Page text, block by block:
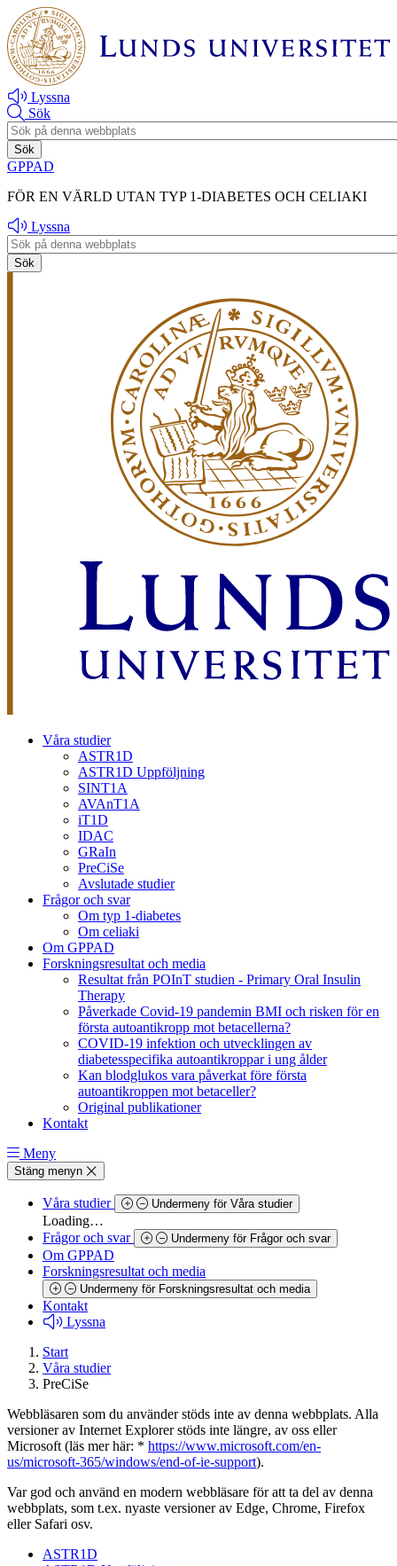
Hoppa
till
huvudinnehåll
Hoppa
till
huvudinnehåll
Lyssna
Sök
Header
search
GPPAD
FÖR EN VÄRLD UTAN TYP 1-DIABETES OCH CELIAKI
Lyssna
Header
search
Våra studier
ASTR1D
ASTR1D Uppföljning
SINT1A
AVAnT1A
iT1D
IDAC
GRaIn
PreCiSe
Avslutade studier
Frågor och svar
Om typ 1-diabetes
Om celiaki
Om GPPAD
Forskningsresultat och media
Resultat från POInT studien - Primary Oral Insulin
Therapy
Påverkade Covid-19 pandemin BMI och risken för en
första autoantikropp mot betacellerna?
COVID-19 infektion och utvecklingen av
diabetesspecifika autoantikroppar i ung ålder
Kan blodglukos vara påverkat före första
autoantikroppen mot betaceller?
Original publikationer
Kontakt
Meny
Stäng menyn
Våra studier Undermeny för Våra studier
Loading…
Frågor och svar
Undermeny för Frågor och svar
Om GPPAD
Forskningsresultat och media
Undermeny för Forskningsresultat och media
Kontakt
Lyssna
Start
Våra studier
PreCiSe
Webbläsaren som du använder stöds inte av denna webbplats. Alla
versioner av Internet Explorer stöds inte längre, av oss eller
Microsoft (läs mer här: * https://www.microsoft.com/en-
us/microsoft-365/windows/end-of-ie-support).
Var god och använd en modern webbläsare för att ta del av denna
webbplats, som t.ex. nyaste versioner av Edge, Chrome, Firefox
eller Safari osv.
ASTR1D